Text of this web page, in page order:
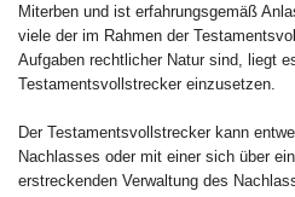
Miterben und ist erfahrungsgemäß
viele der im Rahmen der
Aufgaben rechtlicher Natur sind, liegt
Testamentsvollstrecker einzusetzen.
Der Testamentsvollstrecker kann
Nachlasses oder mit einer sich über
erstreckenden Verwaltung des